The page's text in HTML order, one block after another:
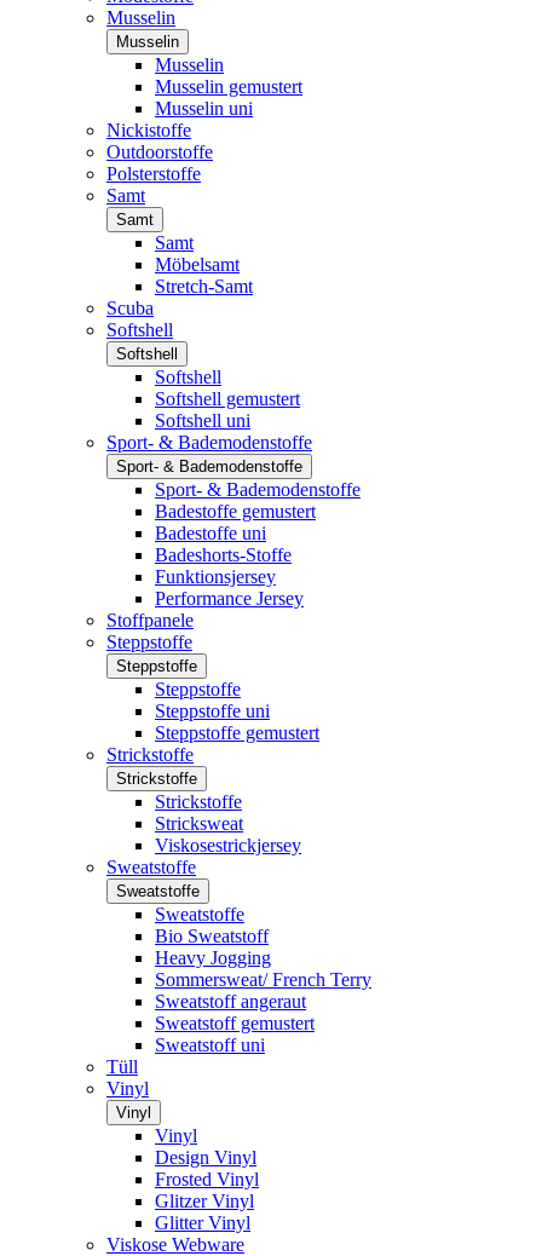
Musselin
Musselin
Musselin
Musselin gemustert
Musselin uni
Nickistoffe
Outdoorstoffe
Polsterstoffe
Samt
Samt
Samt
Möbelsamt
Stretch-Samt
Scuba
Softshell
Softshell
Softshell
Softshell gemustert
Softshell uni
Sport- & Bademodenstoffe
Sport- & Bademodenstoffe
Sport- & Bademodenstoffe
Badestoffe gemustert
Badestoffe uni
Badeshorts-Stoffe
Funktionsjersey
Performance Jersey
Stoffpanele
Steppstoffe
Steppstoffe
Steppstoffe
Steppstoffe uni
Steppstoffe gemustert
Strickstoffe
Strickstoffe
Strickstoffe
Stricksweat
Viskosestrickjersey
Sweatstoffe
Sweatstoffe
Sweatstoffe
Bio Sweatstoff
Heavy Jogging
Sommersweat/ French Terry
Sweatstoff angeraut
Sweatstoff gemustert
Sweatstoff uni
Tüll
Vinyl
Vinyl
Vinyl
Design Vinyl
Frosted Vinyl
Glitzer Vinyl
Glitter Vinyl
Viskose Webware